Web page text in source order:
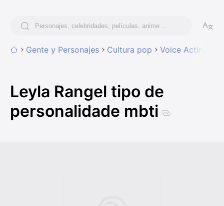
Gente y Personajes Cultura pop Voice Acting
Leyla Rangel tipo de
personalidade mbti